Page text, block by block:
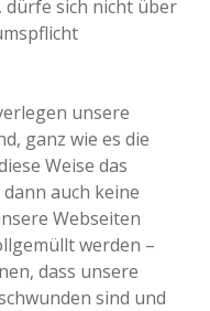
dürfe sich nicht über
unsere
ganz wie es die
Weise das
auch keine
Webseiten
werden –
dass unsere
sind und